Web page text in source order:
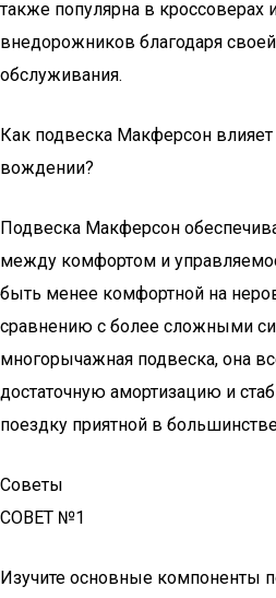
также популярна в кроссоверах
внедорожников благодаря
обслуживания.
Как подвеска Макферсон
вождении?
Подвеска Макферсон
между комфортом и
быть менее комфортной на
сравнению с более сложными
многорычажная подвеска, она
достаточную амортизацию и
поездку приятной в
Советы
СОВЕТ №1
Изучите основные компоненты